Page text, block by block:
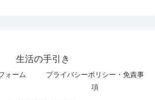
生活の手引き
ォーム
プライバシーポリシー・免責事
項